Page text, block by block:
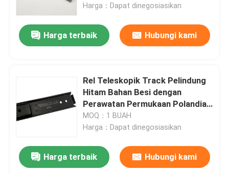
Tentang Kami
Tur Pabrik
Harga：Dapat dinegosiasikan
Harga terbaik Hubungi kami
Rel Teleskopik Track Pelindung
Hitam Bahan Besi dengan
Perawatan Permukaan Polandia
untuk Suku Cadang Mesin Cetak
Heidelberg
MOQ：1 BUAH
Harga：Dapat dinegosiasikan
Harga terbaik Hubungi kami